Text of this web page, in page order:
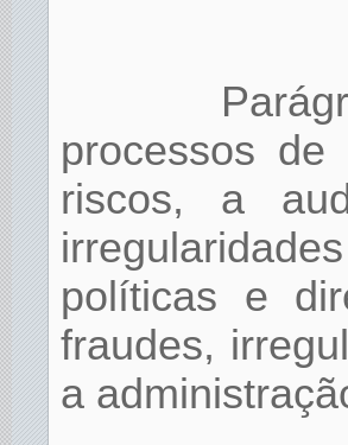
processos de
riscos, a
políticas e
fraudes,
a